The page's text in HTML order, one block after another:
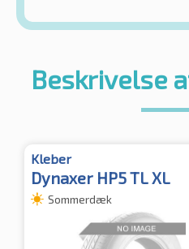
Beskrivelse
Kleber
Dynaxer HP5 TL XL
Sommerdæk